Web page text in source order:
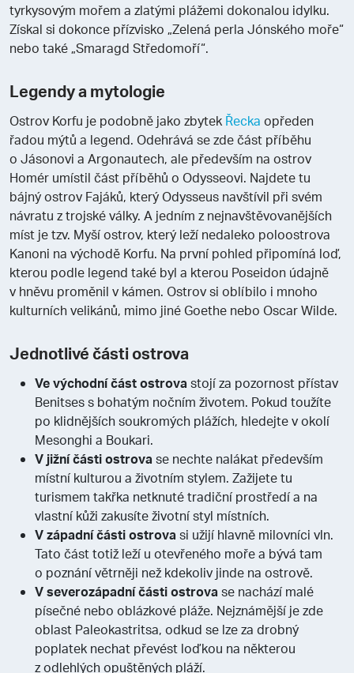
tyrkysovým mořem a zlatými plážemi dokonalou idylku.
Získal si dokonce přízvisko „Zelená perla Jónského moře“
nebo také „Smaragd Středomoří“.
Legendy a mytologie
Ostrov Korfu je podobně jako zbytek Řecka opředen
řadou mýtů a legend. Odehrává se zde část příběhu
o Jásonovi a Argonautech, ale především na ostrov
Homér umístil část příběhů o Odysseovi. Najdete tu
bájný ostrov Fajáků, který Odysseus navštívil při svém
návratu z trojské války. A jedním z nejnavštěvovanějších
míst je tzv. Myší ostrov, který leží nedaleko poloostrova
Kanoni na východě Korfu. Na první pohled připomíná loď,
kterou podle legend také byl a kterou Poseidon údajně
v hněvu proměnil v kámen. Ostrov si oblíbilo i mnoho
kulturních velikánů, mimo jiné Goethe nebo Oscar Wilde.
Jednotlivé části ostrova
Ve východní část ostrova stojí za pozornost přístav
Benitses s bohatým nočním životem. Pokud toužíte
po klidnějších soukromých plážích, hledejte v okolí
Mesonghi a Boukari.
V jižní části ostrova se nechte nalákat především
místní kulturou a životním stylem. Zažijete tu
turismem takřka netknuté tradiční prostředí a na
vlastní kůži zakusíte životní styl místních.
V západní části ostrova si užijí hlavně milovníci vln.
Tato část totiž leží u otevřeného moře a bývá tam
o poznání větrněji než kdekoliv jinde na ostrově.
V severozápadní části ostrova se nachází malé
písečné nebo oblázkové pláže. Nejznámější je zde
oblast Paleokastritsa, odkud se lze za drobný
poplatek nechat převést loďkou na některou
z odlehlých opuštěných pláží.